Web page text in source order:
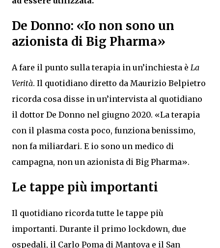
De Donno: «Io non sono un
azionista di Big Pharma»
A fare il punto sulla terapia in un’inchiesta è La
Verità. Il quotidiano diretto da Maurizio Belpietro
ricorda cosa disse in un’intervista al quotidiano
il dottor De Donno nel giugno 2020. «La terapia
con il plasma costa poco, funziona benissimo,
non fa miliardari. E io sono un medico di
campagna, non un azionista di Big Pharma».
Le tappe più importanti
Il quotidiano ricorda tutte le tappe più
importanti. Durante il primo lockdown, due
ospedali, il Carlo Poma di Mantova e il San